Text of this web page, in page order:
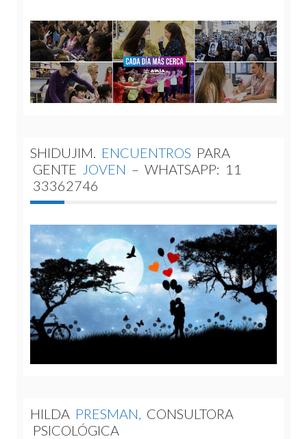
SHIDUJIM. ENCUENTROS PARA
GENTE JOVEN – WHATSAPP: 11
33362746
HILDA PRESMAN, CONSULTORA
PSICOLÓGICA